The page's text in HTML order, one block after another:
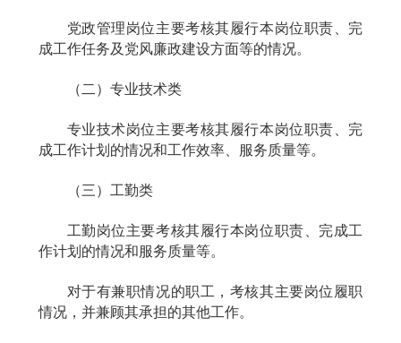
党政管理岗位主要考核其履行本岗位职责、完
成工作任务及党风廉政建设方面等的情况。
（二）专业技术类
专业技术岗位主要考核其履行本岗位职责、完
成工作计划的情况和工作效率、服务质量等。
（三）工勤类
工勤岗位主要考核其履行本岗位职责、完成工
作计划的情况和服务质量等。
对于有兼职情况的职工，考核其主要岗位履职
情况，并兼顾其承担的其他工作。